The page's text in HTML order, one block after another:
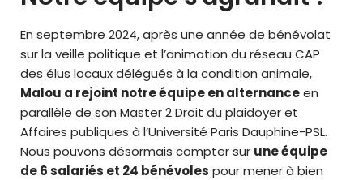
En septembre 2024, après une année de bénévolat
sur la veille politique et l’animation du réseau CAP
des élus locaux délégués à la condition animale,
Malou a rejoint notre équipe en alternanceen
parallèle de son Master 2 Droit du plaidoyer et
Affaires publiques à l’Université Paris Dauphine-PSL.
Nous pouvons désormais compter sur une équipe
de 6 salariés et 24 bénévoles pour mener à bien